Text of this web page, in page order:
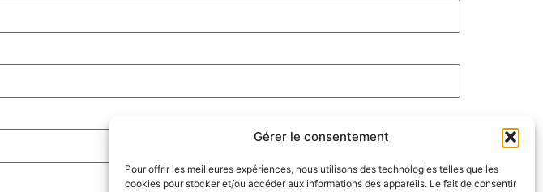
Gérer le consentement
Pour offrir les meilleures expériences, nous utilisons des technologies telles que les
cookies pour stocker et/ou accéder aux informations des appareils. Le fait de consentir